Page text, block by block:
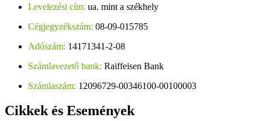
Levelezési cím: ua. mint a székhely
Cégjegyzékszám: 08-09-015785
Adószám: 14171341-2-08
Számlavezető bank: Raiffeisen Bank
Számlaszám: 12096729-00346100-00100003
Cikkek és Események